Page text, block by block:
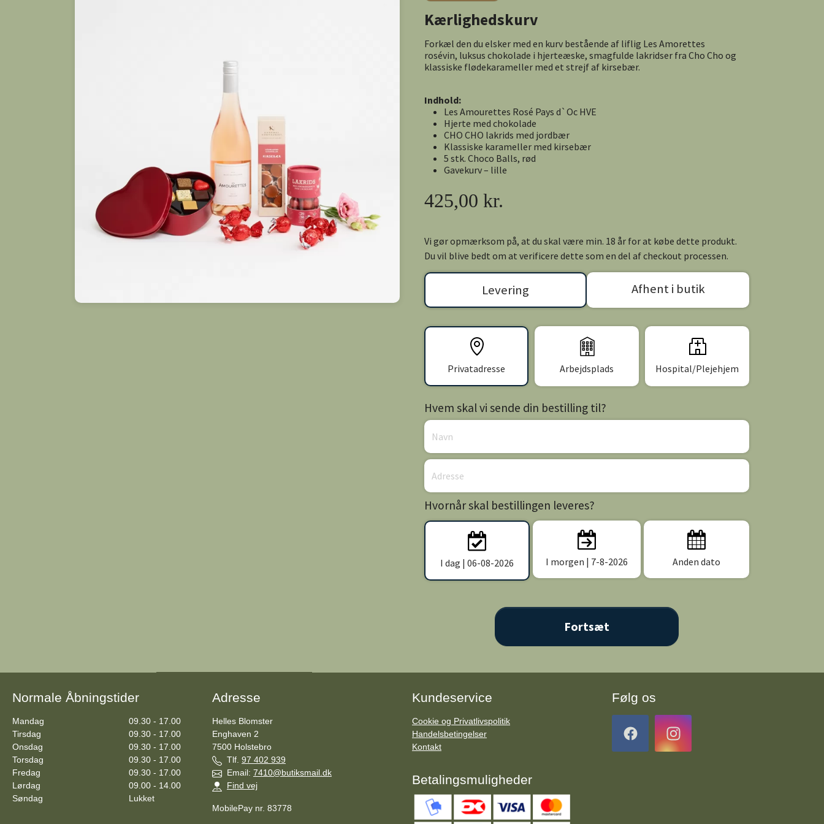
Kærlighedskurv
Forkæl den du elsker med en kurv bestående af liflig Les Amorettes
rosévin, luksus chokolade i hjerteæske, smagfulde lakridser fra Cho Cho og
klassiske flødekarameller med et strejf af kirsebær.
Indhold:
Les Amourettes Rosé Pays d`Oc HVE
Hjerte med chokolade
CHO CHO lakrids med jordbær
Klassiske karameller med kirsebær
5 stk. Choco Balls, rød
Gavekurv – lille
425,00 kr.
Vi gør opmærksom på, at du skal være min. 18 år for at købe dette produkt.
Du vil blive bedt om at verificere dette som en del af checkout processen.
Levering Afhent i butik
Privatadresse Arbejdsplads Hospital/Plejehjem
Hvem skal vi sende din bestilling til?
Hvornår skal bestillingen leveres?
I dag | 06-08-2026 I morgen | 7-8-2026 Anden dato
Normale Åbningstider
Mandag
09.30 - 17.00
Tirsdag
09.30 - 17.00
Onsdag
09.30 - 17.00
Torsdag
09.30 - 17.00
Fredag
09.30 - 17.00
Lørdag
09.00 - 14.00
Søndag
Lukket
Adresse
Helles Blomster
Enghaven 2
7500 Holstebro
Tlf. 97 402 939
Email: 7410@butiksmail.dk
Find vej
MobilePay nr. 83778
Kundeservice
Cookie og Privatlivspolitik
Handelsbetingelser
Kontakt
Betalingsmuligheder
Følg os